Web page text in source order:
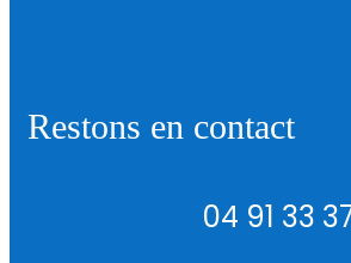
Restons en contact
04 91 33